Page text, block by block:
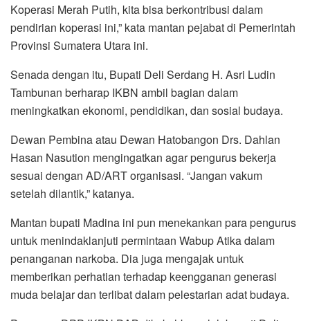
Koperasi Merah Putih, kita bisa berkontribusi dalam
pendirian koperasi ini,” kata mantan pejabat di Pemerintah
Provinsi Sumatera Utara ini.
Senada dengan itu, Bupati Deli Serdang H. Asri Ludin
Tambunan berharap IKBN ambil bagian dalam
meningkatkan ekonomi, pendidikan, dan sosial budaya.
Dewan Pembina atau Dewan Hatobangon Drs. Dahlan
Hasan Nasution mengingatkan agar pengurus bekerja
sesuai dengan AD/ART organisasi. “Jangan vakum
setelah dilantik,” katanya.
Mantan bupati Madina ini pun menekankan para pengurus
untuk menindaklanjuti permintaan Wabup Atika dalam
penanganan narkoba. Dia juga mengajak untuk
memberikan perhatian terhadap keengganan generasi
muda belajar dan terlibat dalam pelestarian adat budaya.